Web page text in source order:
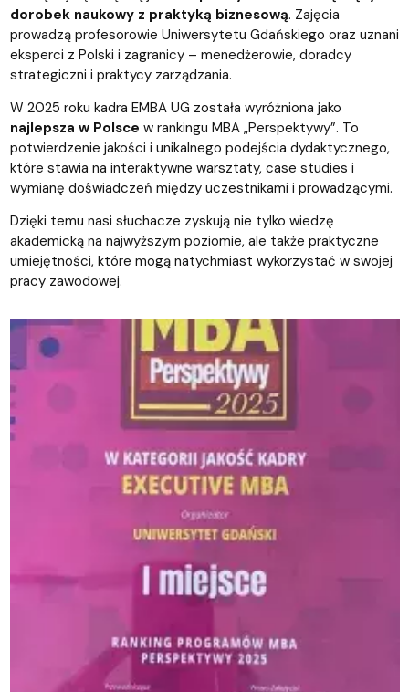
dorobek naukowy z praktyką biznesową. Zajęcia
prowadzą profesorowie Uniwersytetu Gdańskiego oraz uznani
eksperci z Polski i zagranicy – menedżerowie, doradcy
strategiczni i praktycy zarządzania.
W 2025 roku kadra EMBA UG została wyróżniona jako
najlepsza w Polsce w rankingu MBA „Perspektywy”. To
potwierdzenie jakości i unikalnego podejścia dydaktycznego,
które stawia na interaktywne warsztaty, case studies i
wymianę doświadczeń między uczestnikami i prowadzącymi.
Dzięki temu nasi słuchacze zyskują nie tylko wiedzę
akademicką na najwyższym poziomie, ale także praktyczne
umiejętności, które mogą natychmiast wykorzystać w swojej
pracy zawodowej.